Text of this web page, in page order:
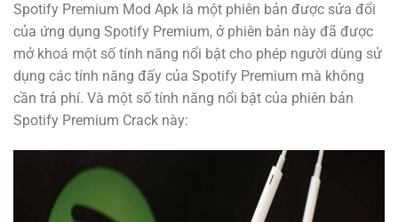
Spotify Premium Mod Apk là một phiên bản được sửa đổi
của ứng dụng Spotify Premium, ở phiên bản này đã được
mở khoá một số tính năng nổi bật cho phép người dùng sử
dụng các tính năng đấy của Spotify Premium mà không
cần trả phí. Và một số tính năng nổi bật của phiên bản
Spotify Premium Crack này: